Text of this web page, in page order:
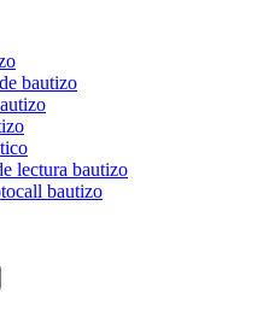
bautizo
lectura bautizo
bautizo